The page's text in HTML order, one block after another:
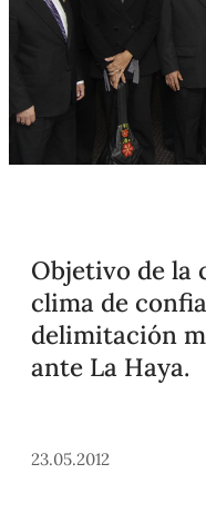
Objetivo de la
clima de
delimitación
ante La Haya.
23.05.2012